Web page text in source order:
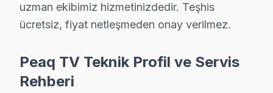
bu cihaz ekran'niz arızalandığında verileri
Peaq güvenilirliği standartlarında Peaq servisimiz:
Sarıyer Genelinde Peaq TV Tamir Ağı
Sarıyer ve yakın bölgelerde Peaq panel servis
uzman ekibimiz hizmetinizdedir. Teşhis
ücretsiz, fiyat netleşmeden onay verilmez.
Peaq TV Teknik Profil ve Servis
Rehberi